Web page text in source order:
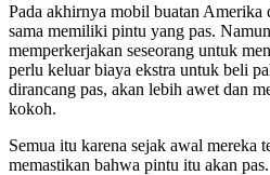
Pada akhirnya mobil buatan Amerika
sama memiliki pintu yang pas.
memperkerjakan seseorang untuk
perlu keluar biaya ekstra untuk beli
dirancang pas, akan lebih awet dan
kokoh.
Semua itu karena sejak awal mereka
memastikan bahwa pintu itu akan pas.